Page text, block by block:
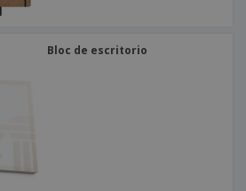
Bloc de escritorio